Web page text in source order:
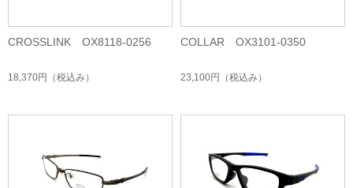
CROSSLINK OX8118-0256
18,370円 （税込み）
COLLAR OX3101-0350
23,100円 （税込み）